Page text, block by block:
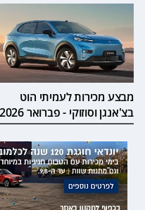
מבצע מכירות לעמיתי הוט
בצ'אנגן וסוזוקי - פברואר 2026